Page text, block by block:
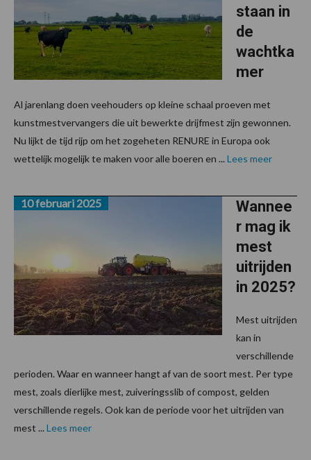
staan in
de
wachtka
mer
Al jarenlang doen veehouders op kleine schaal proeven met
kunstmestvervangers die uit bewerkte drijfmest zijn gewonnen.
Nu lijkt de tijd rijp om het zogeheten RENURE in Europa ook
wettelijk mogelijk te maken voor alle boeren en ... Lees meer
Wannee
r mag ik
mest
uitrijden
in 2025?
10 februari 2025
Mest uitrijden
kan in
verschillende
perioden. Waar en wanneer hangt af van de soort mest. Per type
mest, zoals dierlijke mest, zuiveringsslib of compost, gelden
verschillende regels. Ook kan de periode voor het uitrijden van
mest ... Lees meer